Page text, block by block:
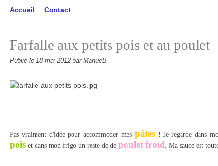
Accueil Contact
Farfalle aux petits pois et au poulet
Publié le 18 mai 2012 par ManueB
Pas vraiment d'idée pour accommoder mes pâtes! Je regarde dans
pois et dans mon frigo un reste de de poulet froid. Ma sauce est